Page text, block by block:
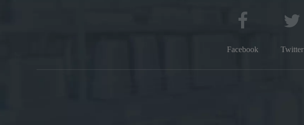
Facebook Twitter